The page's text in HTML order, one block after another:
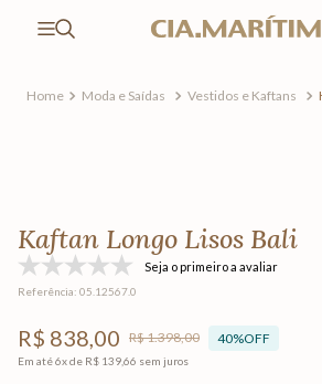
Moda e Saídas Vestidos e Kaftans
Kaftan Longo Lisos Bali
Seja o primeiro a avaliar
Referência: 05.12567.0
R$ 838,00 R$1.398,00 40%OFF
Em até6x de R$ 13966 sem juros